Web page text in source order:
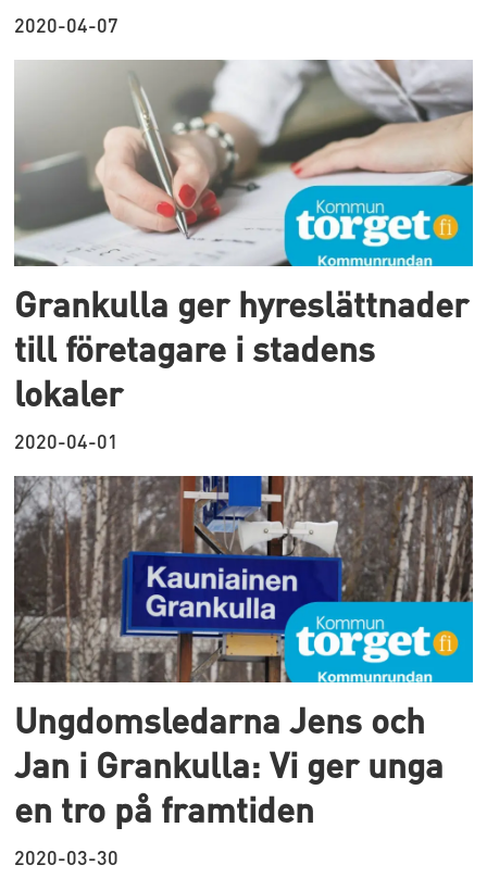
2020-04-07
Grankulla ger hyreslättnader
till företagare i stadens
lokaler
2020-04-01
Ungdomsledarna Jens och
Jan i Grankulla: Vi ger unga
en tro på framtiden
2020-03-30